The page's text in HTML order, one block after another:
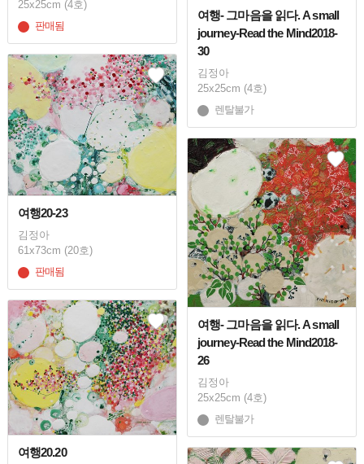
25x25cm (4호)
판매됨
여행- 그마음을 읽다. A small
journey-Read the Mind2018-
30
김정아
25x25cm (4호)
렌탈불가
여행20-23
김정아
61x73cm (20호)
판매됨
여행- 그마음을 읽다. A small
journey-Read the Mind2018-
26
김정아
25x25cm (4호)
렌탈불가
여행20.20